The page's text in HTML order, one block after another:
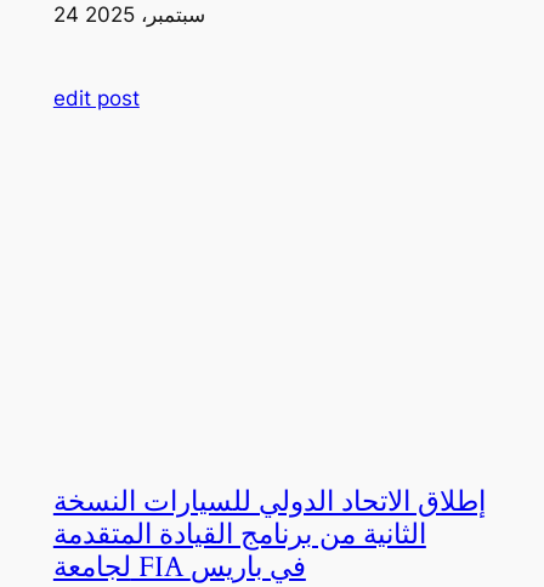
24 سبتمبر، 2025
edit post
إطلاق الاتحاد الدولي للسيارات النسخة
الثانية من برنامج القيادة المتقدمة
لجامعة FIA في باريس